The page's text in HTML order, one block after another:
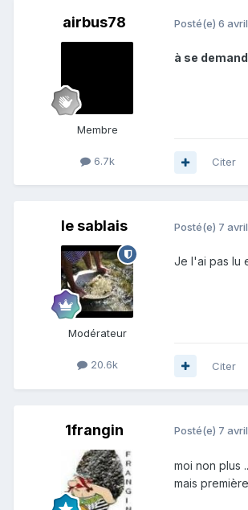
airbus78
Membre
6.7k
Posté(e) 6
à se
Citer
le sablais
Modérateur
20.6k
Posté(e) 7
Je l'ai pas lu
Citer
1frangin Posté(e) 7
moi non plus
mais